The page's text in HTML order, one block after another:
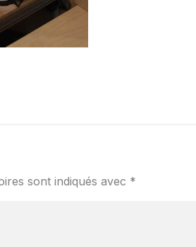
sont indiqués avec *